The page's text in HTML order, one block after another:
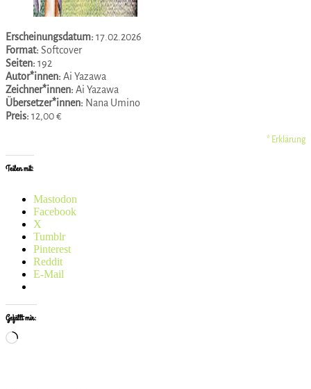
Erscheinungsdatum: 17.02.2026
Format: Softcover
Seiten: 192
Autor*innen: Ai Yazawa
Zeichner*innen: Ai Yazawa
Übersetzer*innen: Nana Umino
Preis: 12,00 €
* Erklärung
Teilen mit:
Mastodon
Facebook
X
Tumblr
Pinterest
Reddit
E-Mail
Gefällt mir:
Wird